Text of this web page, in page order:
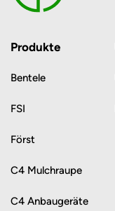
Produkte
Bentele
FSI
Först
C4 Mulchraupe
C4 Anbaugeräte